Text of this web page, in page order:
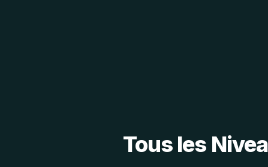
Tous les